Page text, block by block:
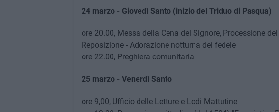
24 marzo - Giovedì Santo (inizio del Triduo di Pasqua)
ore 20.00, Messa della Cena del Signore, Processione
Reposizione - Adorazione notturna dei fedele
ore 22.00, Preghiera comunitaria
25 marzo - Venerdì Santo
ore 9,00, Ufficio delle Letture e Lodi Mattutine